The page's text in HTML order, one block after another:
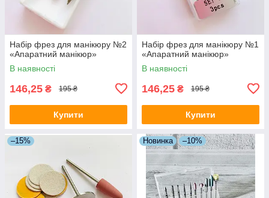
Набір фрез для манікюру №2
«Апаратний манікюр»
В наявності
146,25 ₴ 195 ₴
Купити
Набір фрез для манікюру №1
«Апаратний манікюр»
В наявності
146,25 ₴ 195 ₴
Купити
–15% Новинка –10%